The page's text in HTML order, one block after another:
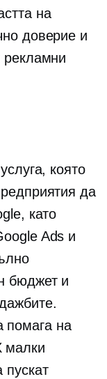
на
доверие и
рекламни
която
да
като
Ads и
бюджет и
помага на
малки
пускат